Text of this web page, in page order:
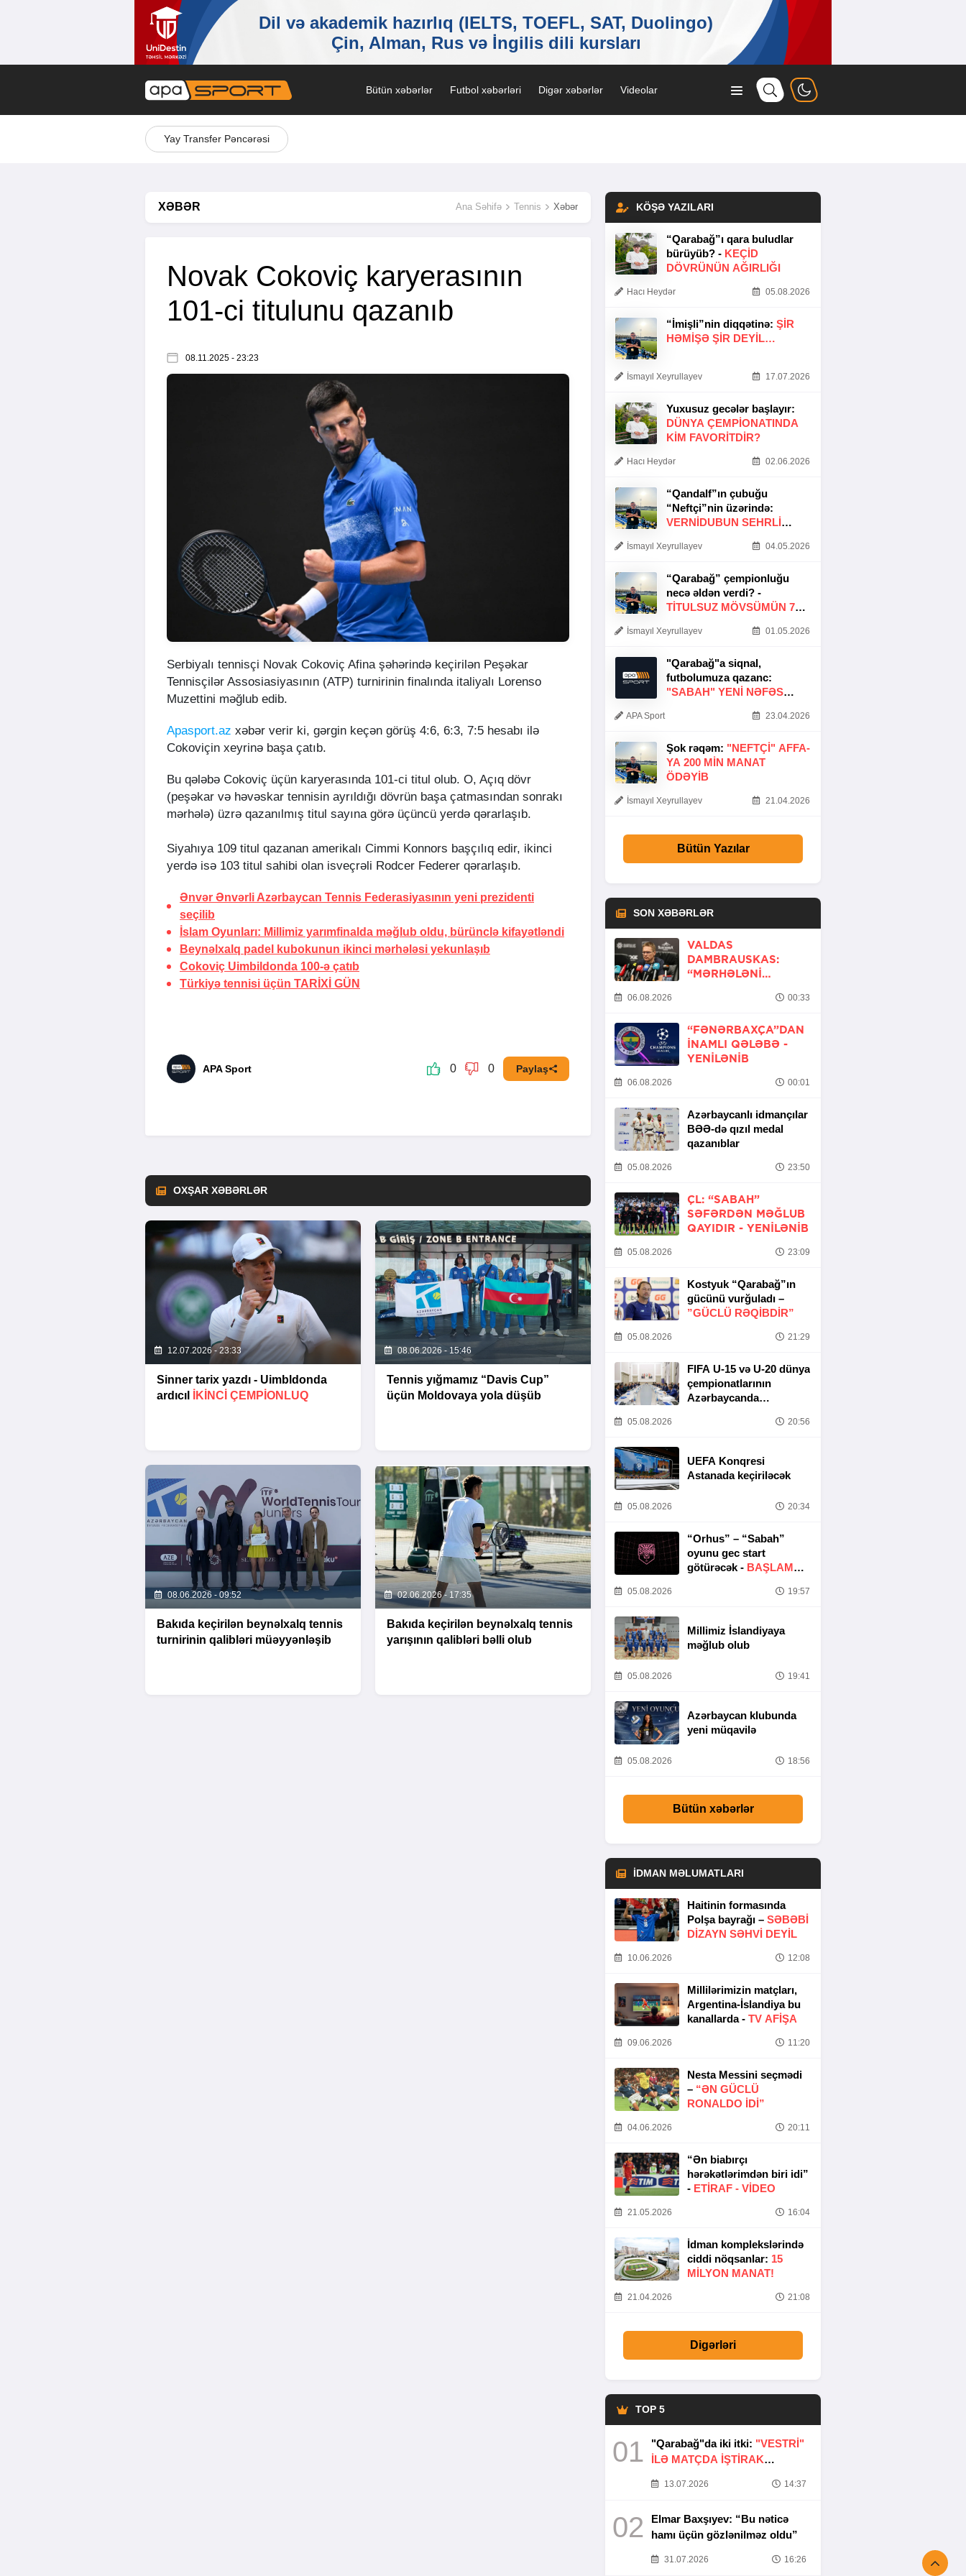
Bütün xəbərlər Futbol xəbərləri Digər xəbərlər Videolar
Yay Transfer Pəncərəsi
XƏBƏR Ana Səhifə Tennis Xəbər
Novak Cokoviç karyerasının
101-ci titulunu qazanıb
08.11.2025 - 23:23
Serbiyalı tennisçi Novak Cokoviç Afina şəhərində keçirilən Peşəkar
Tennisçilər Assosiasiyasının (ATP) turnirinin finalında italiyalı Lorenso
Muzettini məğlub edib.
Apasport.az xəbər verir ki, gərgin keçən görüş 4:6, 6:3, 7:5 hesabı ilə
Cokoviçin xeyrinə başa çatıb.
Bu qələbə Cokoviç üçün karyerasında 101-ci titul olub. O, Açıq dövr
(peşəkar və həvəskar tennisin ayrıldığı dövrün başa çatmasından sonrakı
mərhələ) üzrə qazanılmış titul sayına görə üçüncü yerdə qərarlaşıb.
Siyahıya 109 titul qazanan amerikalı Cimmi Konnors başçılıq edir, ikinci
yerdə isə 103 titul sahibi olan isveçrəli Rodcer Federer qərarlaşıb.
Ənvər Ənvərli Azərbaycan Tennis Federasiyasının yeni prezidenti
seçilib
İslam Oyunları: Millimiz yarımfinalda məğlub oldu, bürünclə kifayətləndi
Beynəlxalq padel kubokunun ikinci mərhələsi yekunlaşıb
Cokoviç Uimbildonda 100-ə çatıb
Türkiyə tennisi üçün TARİXİ GÜN
APA Sport 0 0 Paylaş
OXŞAR XƏBƏRLƏR
12.07.2026 - 23:33
Sinner tarix yazdı - Uimbldonda
ardıcıl
IKINCI ÇEMPIONLUQ
08.06.2026 - 15:46
Tennis yığmamız “Davis Cup”
üçün Moldovaya yola düşüb
08.06.2026 - 09:52
Bakıda keçirilən beynəlxalq tennis
turnirinin qalibləri müəyyənləşib
02.06.2026 - 17:35
Bakıda keçirilən beynəlxalq tennis
yarışının qalibləri bəlli olub
KÖŞƏ YAZILARI
“Qarabağ”ı qara buludlar
bürüyüb? - KEÇID
DÖVRÜNÜN AĞIRLIĞI
Hacı Heydər 05.08.2026
“İmişli”nin diqqətinə: ŞIR
HƏMIŞƏ ŞIR DEYIL…
İsmayıl Xeyrullayev 17.07.2026
Yuxusuz gecələr başlayır:
DÜNYA ÇEMPIONATINDA
KIM FAVORITDIR?
Hacı Heydər 02.06.2026
“Qandalf”ın çubuğu
“Neftçi”nin üzərində:
VERNİDUBUN SEHRLİ
İsmayıl Xeyrullayev 04.05.2026
“Qarabağ” çempionluğu
necə əldən verdi? -
TITULSUZ MÖVSÜMÜN 7
İsmayıl Xeyrullayev 01.05.2026
"Qarabağ"a siqnal,
futbolumuza qazanc:
"SABAH" YENI NƏFƏS
APA Sport 23.04.2026
Şok rəqəm: "NEFTÇI" AFFA-
YA 200 MIN MANAT
ÖDƏYIB
İsmayıl Xeyrullayev 21.04.2026
Bütün Yazılar
SON XƏBƏRLƏR
VALDAS
DAMBRAUSKAS:
“MƏRHƏLƏNI
06.08.2026 00:33
“FƏNƏRBAXÇA”DAN
INAMLI QƏLƏBƏ -
YENİLƏNİB
06.08.2026 00:01
Azərbaycanlı idmançılar
BƏƏ-də qızıl medal
qazanıblar
05.08.2026 23:50
ÇL: “SABAH”
SƏFƏRDƏN MƏĞLUB
QAYIDIR - YENİLƏNİB
05.08.2026 23:09
Kostyuk “Qarabağ”ın
gücünü vurğuladı –
”GÜCLÜ RƏQİBDİR”
05.08.2026 21:29
FIFA U-15 və U-20 dünya
çempionatlarının
Azərbaycanda
Təşkilat Komitəsinin
05.08.2026 20:56
UEFA Konqresi
Astanada keçiriləcək
05.08.2026 20:34
“Orhus” – “Sabah”
oyunu gec start
götürəcək - BAŞLAMA
05.08.2026 19:57
Millimiz İslandiyaya
məğlub olub
05.08.2026 19:41
Azərbaycan klubunda
yeni müqavilə
05.08.2026 18:56
Bütün xəbərlər
İDMAN MƏLUMATLARI
Haitinin formasında
Polşa bayrağı – SƏBƏBI
DIZAYN SƏHVI DEYIL
10.06.2026 12:08
Millilərimizin matçları,
Argentina-İslandiya bu
kanallarda - TV AFİŞA
09.06.2026 11:20
Nesta Messini seçmədi
– “ƏN GÜCLÜ
RONALDO IDI”
04.06.2026 20:11
“Ən biabırçı
hərəkətlərimdən biri idi”
- ETIRAF - VİDEO
21.05.2026 16:04
İdman komplekslərində
ciddi nöqsanlar: 15
MILYON MANAT!
21.04.2026 21:08
Digərləri
TOP 5
01 "Qarabağ"da iki itki: "VESTRİ"
İLƏ MATÇDA İŞTİRAK
13.07.2026 14:37
02
Elmar Baxşıyev: “Bu nəticə
hamı üçün gözlənilməz oldu”
31.07.2026 16:26